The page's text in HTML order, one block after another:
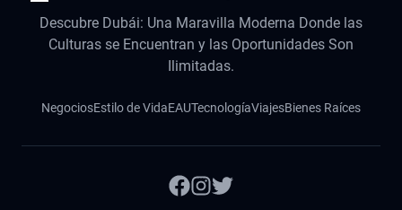
Descubre Dubái: Una Maravilla Moderna Donde las
Culturas se Encuentran y las Oportunidades Son
Ilimitadas.
NegociosEstilo de VidaEAUTecnologíaViajesBienes Raíces